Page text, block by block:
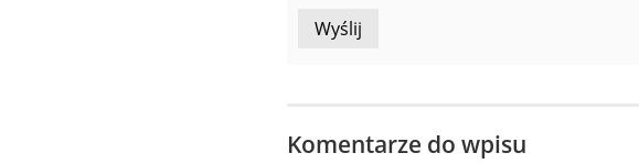
Komentarze do wpisu